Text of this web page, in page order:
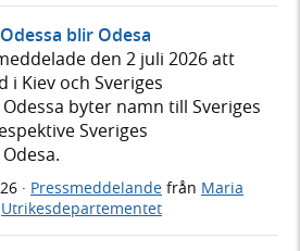
blir Odesa
den 2 juli 2026 att
i Kiev och Sveriges
byter namn till Sveriges
Sveriges
· Pressmeddelande från Maria
Utrikesdepartementet